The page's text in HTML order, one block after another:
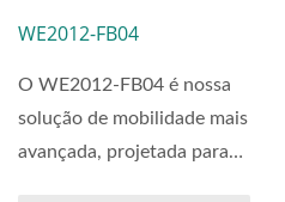
Escadas
WE2012-FB04
O WE2012-FB04 é nossa
solução de mobilidade mais
avançada, projetada para